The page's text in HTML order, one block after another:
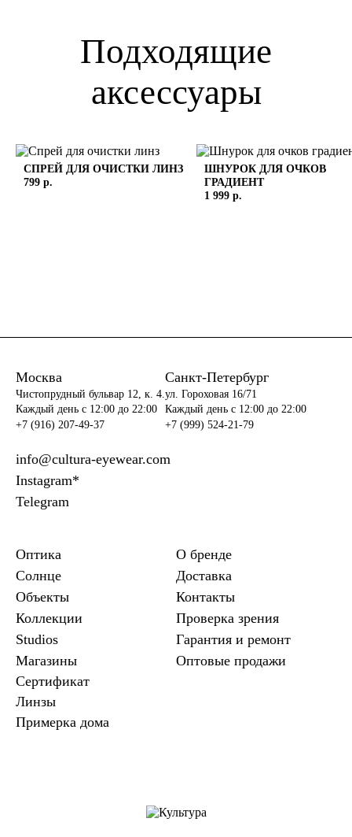
Подходящие
аксессуары
СПРЕЙ ДЛЯ ОЧИСТКИ ЛИНЗ
799 р.
ШНУРОК ДЛЯ ОЧКОВ
ГРАДИЕНТ
1 999 р.
Москва
Чистопрудный бульвар 12, к. 4.
Каждый день c 12:00 до 22:00
+7 (916) 207-49-37
Санкт-Петербург
ул. Гороховая 16/71
Каждый день c 12:00 до 22:00
+7 (999) 524-21-79
info@cultura-eyewear.com
Instagram*
Telegram
Оптика
Солнце
Объекты
Коллекции
Studios
Магазины
Сертификат
Линзы
Примерка дома
О бренде
Доставка
Контакты
Проверка зрения
Гарантия и ремонт
Оптовые продажи